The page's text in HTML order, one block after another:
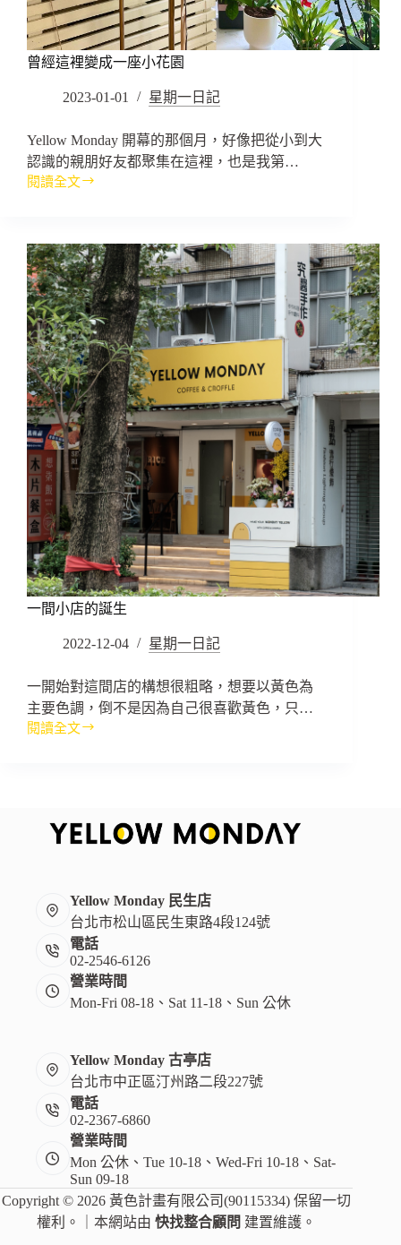
曾經這裡變成一座小花園
2023-01-01 星期一日記
Yellow Monday 開幕的那個月，好像把從小到大
認識的親朋好友都聚集在這裡，也是我第…
閱讀全文
曾
裡
變
成
一
座
小
花
園
一間小店的誕生
2022-12-04 星期一日記
一開始對這間店的構想很粗略，想要以黃色為
主要色調，倒不是因為自己很喜歡黃色，只…
閱讀全文
一
Yellow Monday 民生店
台北市松山區民生東路4段124號
電話
02-2546-6126
營業時間
Mon-Fri 08-18、Sat 11-18、Sun 公休
Yellow Monday 古亭店
台北市中正區汀州路二段227號
電話
02-2367-6860
營業時間
Mon 公休、Tue 10-18、Wed-Fri 10-18、Sat-
Sun 09-18
Copyright © 2026 黃色計畫有限公司(90115334) 保留一切
權利。｜本網站由快找整合顧問 建置維護。